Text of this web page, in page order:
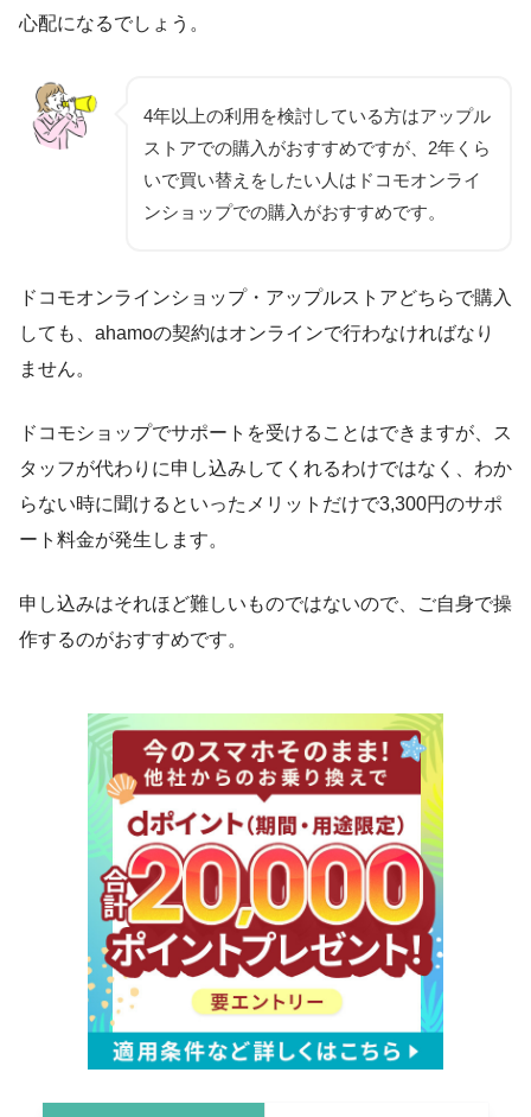
心配になるでしょう。
4年以上の利用を検討している方はアップル
ストアでの購入がおすすめですが、2年くら
いで買い替えをしたい人はドコモオンライ
ンショップでの購入がおすすめです。
ドコモオンラインショップ・アップルストアどちらで購入
しても、ahamoの契約はオンラインで行わなければなり
ません。
ドコモショップでサポートを受けることはできますが、ス
タッフが代わりに申し込みしてくれるわけではなく、わか
らない時に聞けるといったメリットだけで3,300円のサポ
ート料金が発生します。
申し込みはそれほど難しいものではないので、ご自身で操
作するのがおすすめです。